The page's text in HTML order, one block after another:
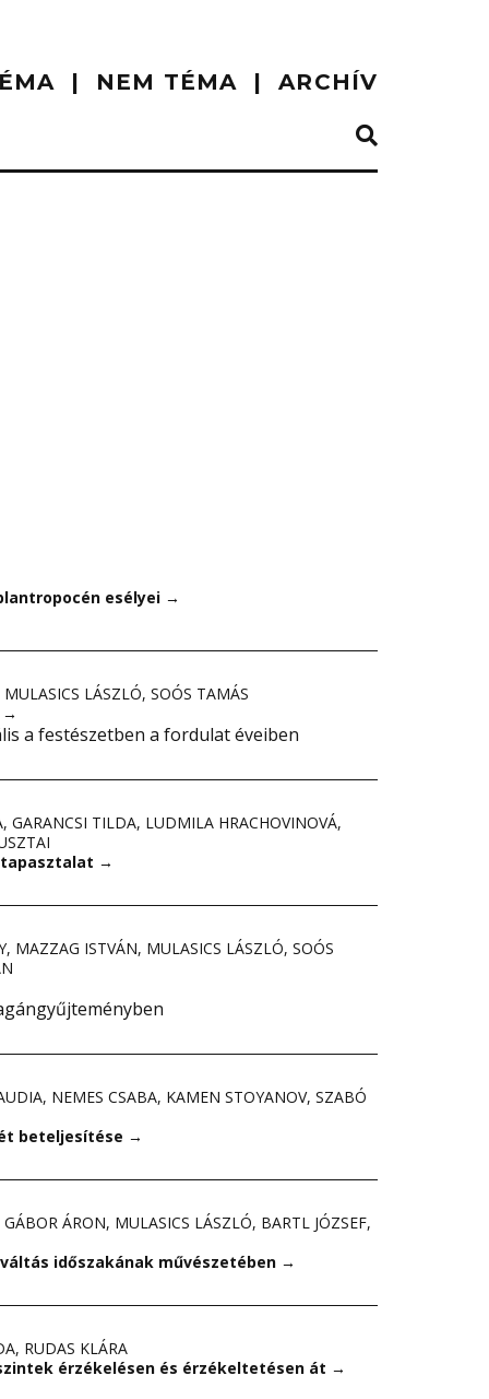
NEM TÉMA ARCHÍV
esélyei →
MULASICS LÁSZLÓ, SOÓS TAMÁS
→
a festészetben a fordulat éveiben
, GARANCSI TILDA, LUDMILA HRACHOVINOVÁ,
→
, MAZZAG ISTVÁN, MULASICS LÁSZLÓ, SOÓS
, NEMES CSABA, KAMEN STOYANOV, SZABÓ
beteljesítése →
GÁBOR ÁRON, MULASICS LÁSZLÓ, BARTL JÓZSEF,
időszakának művészetében →
, RUDAS KLÁRA
érzékelésen és érzékeltetésen át →